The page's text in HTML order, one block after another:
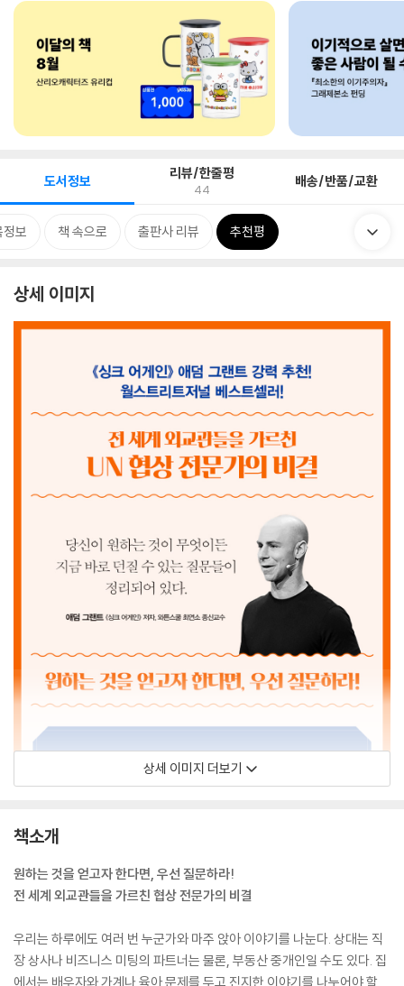
도서정보 리뷰/한줄평
44 배송/반품/교환
정보 책 속으로 출판사 리뷰 추천평
상세 이미지
상세 이미지 더보기
책소개
원하는 것을 얻고자 한다면, 우선 질문하라!
전 세계 외교관들을 가르친 협상 전문가의 비결
우리는 하루에도 여러 번 누군가와 마주 앉아 이야기를 나눈다. 상대는 직
장 상사나 비즈니스 미팅의 파트너는 물론, 부동산 중개인일 수도 있다. 집
에서는 배우자와 가계나 육아 문제를 두고 진지한 이야기를 나누어야 할